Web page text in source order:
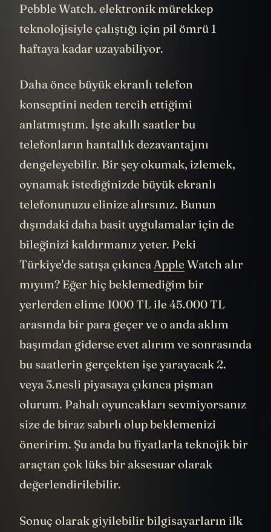
Pebble Watch. elektronik mürekkep
teknolojisiyle çalıştığı için pil ömrü 1
haftaya kadar uzayabiliyor.
Daha önce büyük ekranlı telefon
konseptini neden tercih ettiğimi
anlatmıştım. İşte akıllı saatler bu
telefonların hantallık dezavantajını
dengeleyebilir. Bir şey okumak, izlemek,
oynamak istediğinizde büyük ekranlı
telefonunuzu elinize alırsınız. Bunun
dışındaki daha basit uygulamalar için de
bileğinizi kaldırmanız yeter. Peki
Türkiye'de satışa çıkıncaApple Watch alır
mıyım? Eğer hiç beklemediğim bir
yerlerden elime 1000 TL ile 45.000 TL
arasında bir para geçer ve o anda aklım
başımdan giderse evet alırım ve sonrasında
bu saatlerin gerçekten işe yarayacak 2.
veya 3.nesli piyasaya çıkınca pişman
olurum. Pahalı oyuncakları sevmiyorsanız
size de biraz sabırlı olup beklemenizi
öneririm. Şu anda bu fiyatlarla teknojik bir
araçtan çok lüks bir aksesuar olarak
değerlendirilebilir.
Sonuç olarak giyilebilir bilgisayarların ilk